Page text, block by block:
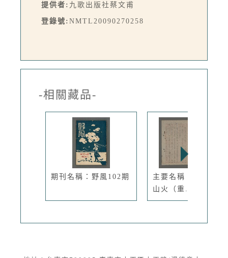
提供者: 九歌出版社蔡文甫
登錄號: NMTL20090270258
-相關藏品-
期刊名稱：野風102期
主要名稱：故鄉之二
山火（重...